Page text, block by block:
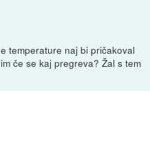
temperature naj bi pričakoval
če se kaj pregreva? Žal s tem